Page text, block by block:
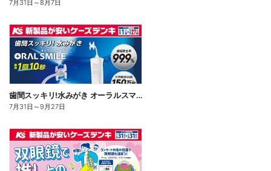
7月31日 ～8月7日
歯間スッキリ!水みがき オーラルスマイル
7月31日 ～9月27日